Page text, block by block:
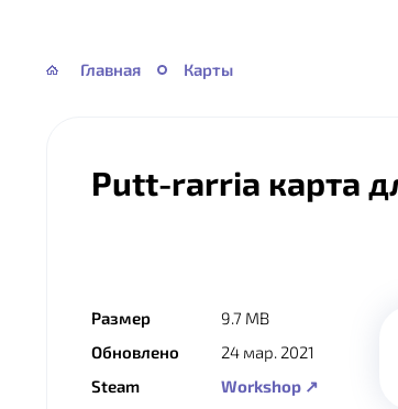
Главная Карты
Putt-rarria карта
Размер
9.7 MB
Обновлено
24 мар. 2021
Steam
Workshop ↗